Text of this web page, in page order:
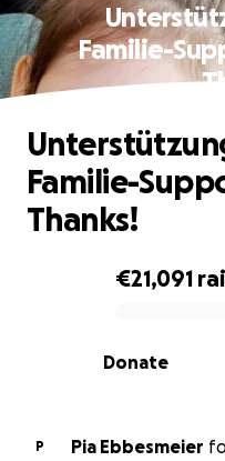
Familie-
0% complete
€21,091
Donate
Familie-
Thanks!
P Pia Ebbesmeier